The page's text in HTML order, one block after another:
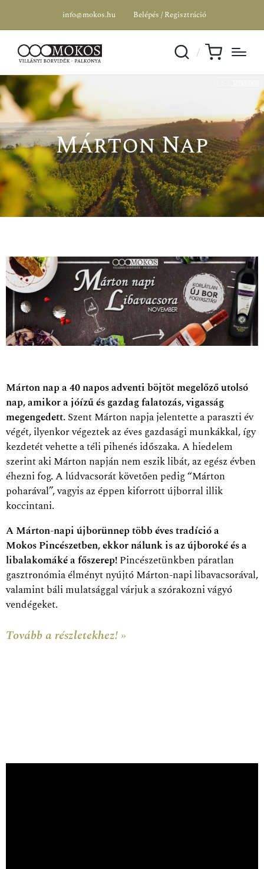
info@mokos.hu Belépés / Regisztráció
Márton Nap
Márton nap a 40 napos adventi böjtöt megelőző utolsó
nap, amikor a jóízű és gazdag falatozás, vigasság
megengedett.Szent Márton napja jelentette a paraszti év
végét, ilyenkor végeztek az éves gazdasági munkákkal, így
kezdetét vehette a téli pihenés időszaka. A hiedelem
szerint aki Márton napján nem eszik libát, az egész évben
éhezni fog. A lúdvacsorát követően pedig “Márton
poharával”, vagyis az éppen kiforrott újborral illik
koccintani.
A Márton-napi újborünnep több éves tradíció a
Mokos Pincészetben, ekkor nálunk is az újboroké és a
libalakomáké a főszerep!Pincészetünkben páratlan
gasztronómia élményt nyújtó Márton-napi libavacsorával,
valamint báli mulatsággal várjuk a szórakozni vágyó
vendégeket.
Tovább a részletekhez! »